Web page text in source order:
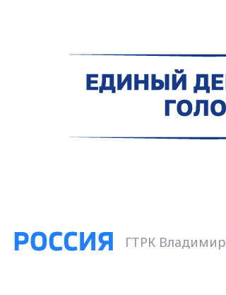
ГТРК Владимир